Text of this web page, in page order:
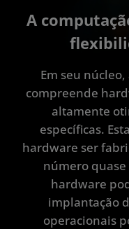
A
Em seu
compreende
altamente
específicas.
hardware ser
número
hardware
implantação
operacionais